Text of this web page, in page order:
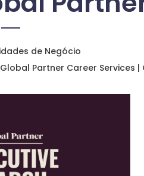
de Negócio
Partner Career Services